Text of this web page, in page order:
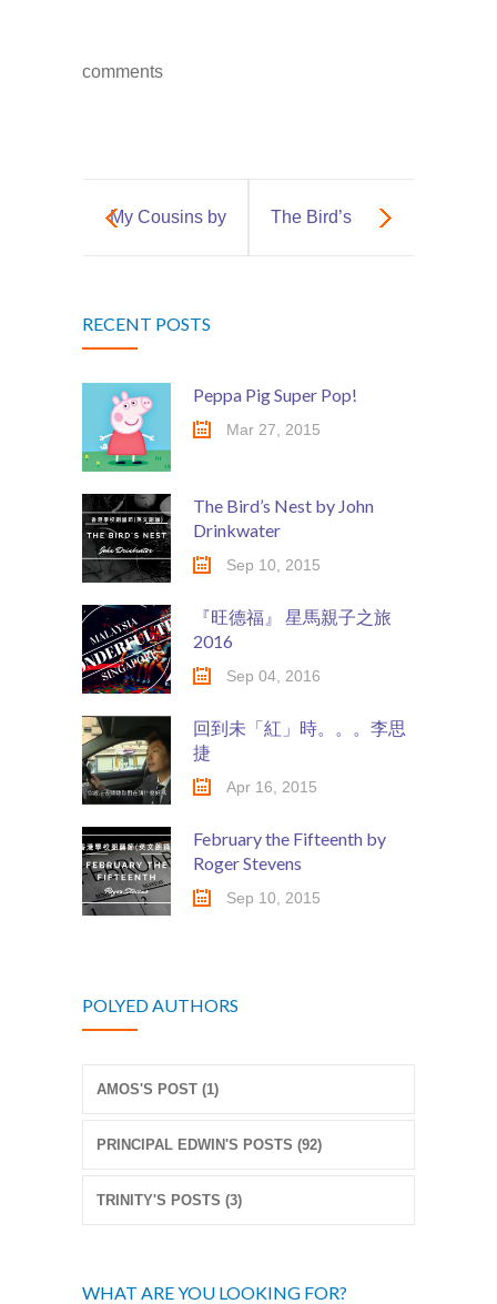
聯絡我們
comments
My Cousins by The Bird’s
RECENT POSTS
Peppa Pig Super Pop!
Mar 27, 2015
The Bird’s Nest by John
Drinkwater
Sep 10, 2015
『旺德福』 星馬親子之旅
2016
Sep 04, 2016
回到未「紅」時。。。李思
捷
Apr 16, 2015
February the Fifteenth by
Roger Stevens
Sep 10, 2015
POLYED AUTHORS
AMOS'S POST (1)
PRINCIPAL EDWIN'S POSTS (92)
TRINITY'S POSTS (3)
WHAT ARE YOU LOOKING FOR?